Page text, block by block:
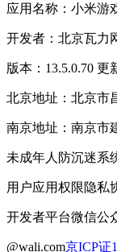
应用名称：小米游
开发者：北京瓦力
版本：13.5.0.70 更
北京地址：北京市
南京地址：南京市
未成年人防沉迷系
用户应用权限隐私
开发者平台微信公
@wali.com京ICP证